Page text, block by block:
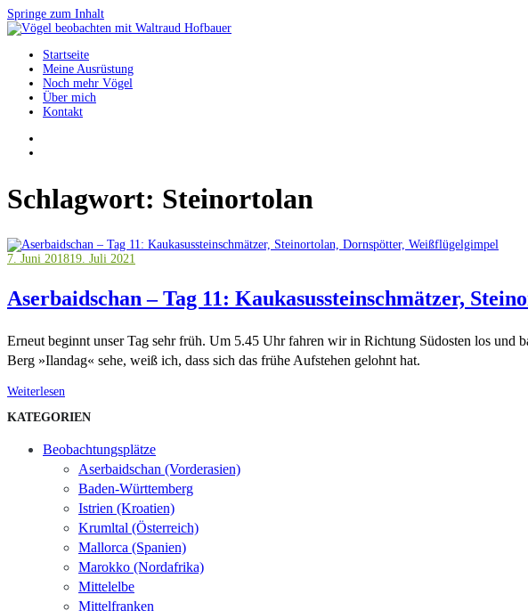
Springe zum Inhalt
Vögel beobachten mit Waltraud Hofbauer
Startseite
Meine Ausrüstung
Noch mehr Vögel
Über mich
Kontakt
Schlagwort: Steinortolan
7. Juni 201819. Juli 2021
Aserbaidschan – Tag 11: Kaukasussteinschmätzer,
Erneut beginnt unser Tag sehr früh. Um 5.45 Uhr fahren wir in Richtung Südosten los und
Berg »Ilandag« sehe, weiß ich, dass sich das frühe Aufstehen gelohnt hat.
Weiterlesen
KATEGORIEN
Beobachtungsplätze
Aserbaidschan (Vorderasien)
Baden-Württemberg
Istrien (Kroatien)
Krumltal (Österreich)
Mallorca (Spanien)
Marokko (Nordafrika)
Mittelelbe
Mittelfranken